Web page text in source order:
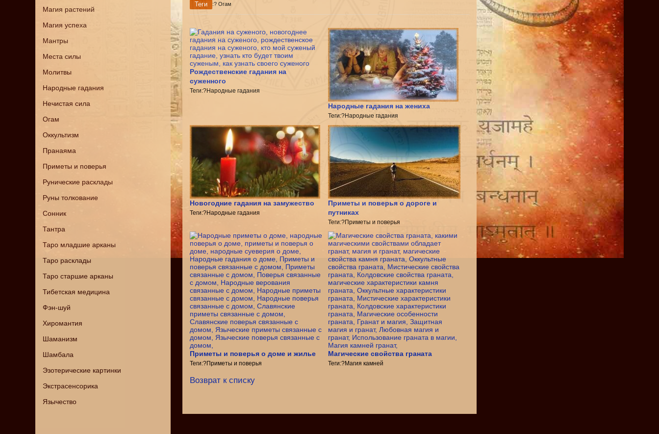
Магия растений
Магия успеха
Мантры
Места силы
Молитвы
Народные гадания
Нечистая сила
Огам
Оккультизм
Пранаяма
Приметы и поверья
Рунические расклады
Руны толкование
Сонник
Тантра
Таро младшие арканы
Таро расклады
Таро старшие арканы
Тибетская медицина
Фэн-шуй
Хиромантия
Шаманизм
Шамбала
Эзотерические картинки
Экстрасенсорика
Язычество
Теги :? Огам
Рождественские гадания на
суженного
Теги:?Народные гадания
Народные гадания на жениха
Теги:?Народные гадания
Новогодние гадания на замужество
Теги:?Народные гадания
Приметы и поверья о дороге и
путниках
Теги:?Приметы и поверья
Приметы и поверья о доме и жилье
Теги:?Приметы и поверья
Магические свойства граната
Теги:?Магия камней
Возврат к списку